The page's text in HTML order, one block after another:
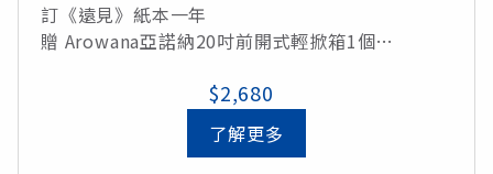
訂《遠見》紙本一年
贈 Arowana亞諾納20吋前開式輕掀箱1個
藍，五色隨機出貨)/定價3,990元
總價值$8,040元，訂閱享33折優惠
$2,680
了解更多